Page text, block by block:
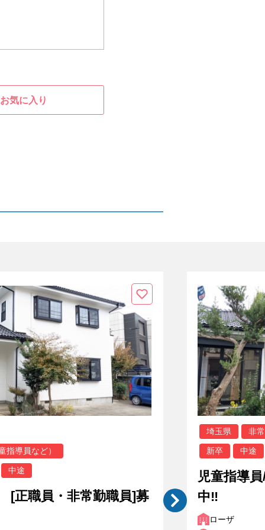
お気に入り
指導員など）
中途
[正職員・非常勤職員]募
埼玉県 非
新卒 中途
児童指導
中‼
ローザ